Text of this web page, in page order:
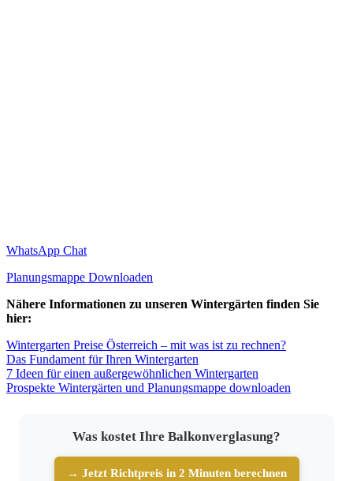
WhatsApp Chat
Planungsmappe Downloaden
Nähere Informationen zu unseren Wintergärten finden Sie
hier:
Wintergarten Preise Österreich – mit was ist zu rechnen?
Das Fundament für Ihren Wintergarten
7 Ideen für einen außergewöhnlichen Wintergarten
Prospekte Wintergärten und Planungsmappe downloaden
Was kostet Ihre Balkonverglasung?
→ Jetzt Richtpreis in 2 Minuten berechnen